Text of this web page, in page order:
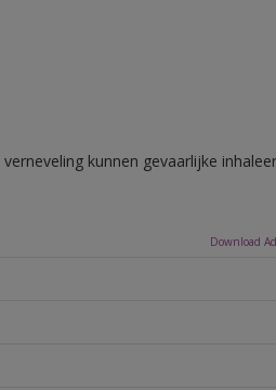
kunnen gevaarlijke
Download